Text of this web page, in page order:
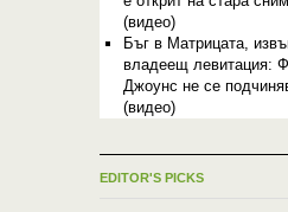
(видео)
Бъг в Матрицата,
владеещ левитация:
Джоунс не се
(видео)
EDITOR'S PICKS